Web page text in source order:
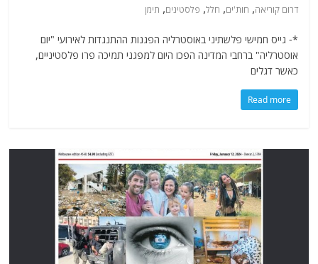
דרום קוריאה, חות'ים, חלל, פלסטינים, תימן
*- גייס חמישי פלשתיני באוסטרליה הפגנות ההתנגדות לאירועי "יום
אוסטרליה" ברחבי המדינה הפכו היום למפגני תמיכה פרו פלסטיניים,
כאשר דגלים
Read more